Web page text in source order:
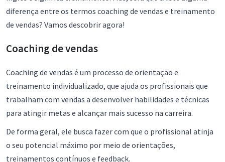
diferença entre os termos coaching de vendas e treinamento
de vendas? Vamos descobrir agora!
Coaching de vendas
Coaching de vendas é um processo de orientação e
treinamento individualizado, que ajuda os profissionais que
trabalham com vendas a desenvolver habilidades e técnicas
para atingir metas e alcançar mais sucesso na carreira.
De forma geral, ele busca fazer com que o profissional atinja
o seu potencial máximo por meio de orientações,
treinamentos contínuos e feedback.